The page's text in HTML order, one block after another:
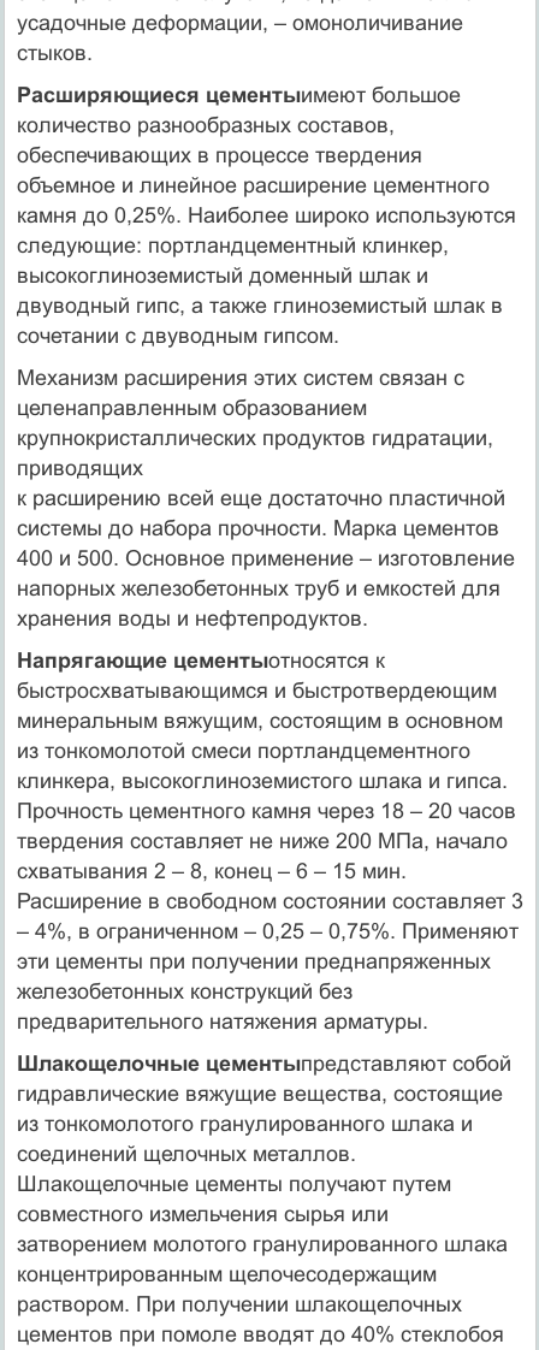
усадочные деформации, – омоноличивание
стыков.
Расширяющиеся цементыимеют большое
количество разнообразных составов,
обеспечивающих в процессе твердения
объемное и линейное расширение цементного
камня до 0,25%. Наиболее широко используются
следующие: портландцементный клинкер,
высокоглиноземистый доменный шлак и
двуводный гипс, а также глиноземистый шлак в
сочетании с двуводным гипсом.
Механизм расширения этих систем связан с
целенаправленным образованием
крупнокристаллических продуктов гидратации,
приводящих
к расширению всей еще достаточно пластичной
системы до набора прочности. Марка цементов
400 и 500. Основное применение – изготовление
напорных железобетонных труб и емкостей для
хранения воды и нефтепродуктов.
Напрягающие цементыотносятся к
быстросхватывающимся и быстротвердеющим
минеральным вяжущим, состоящим в основном
из тонкомолотой смеси портландцементного
клинкера, высокоглиноземистого шлака и гипса.
Прочность цементного камня через 18 – 20 часов
твердения составляет не ниже 200 МПа, начало
схватывания 2 – 8, конец – 6 – 15 мин.
Расширение в свободном состоянии составляет 3
– 4%, в ограниченном – 0,25 – 0,75%. Применяют
эти цементы при получении преднапряженных
железобетонных конструкций без
предварительного натяжения арматуры.
Шлакощелочные цементыпредставляют собой
гидравлические вяжущие вещества, состоящие
из тонкомолотого гранулированного шлака и
соединений щелочных металлов.
Шлакощелочные цементы получают путем
совместного измельчения сырья или
затворением молотого гранулированного шлака
концентрированным щелочесодержащим
раствором. При получении шлакощелочных
цементов при помоле вводят до 40% стеклобоя